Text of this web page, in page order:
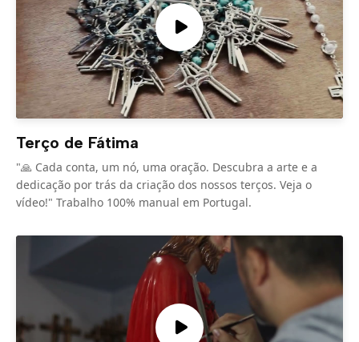
Terço de Fátima
"🙏 Cada conta, um nó, uma oração. Descubra a arte e a
dedicação por trás da criação dos nossos terços. Veja o
vídeo!" Trabalho 100% manual em Portugal.